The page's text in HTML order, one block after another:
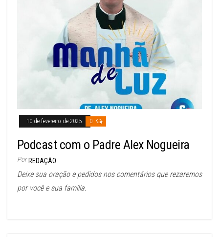
10 de fevereiro de 2025 0
Podcast com o Padre Alex Nogueira
Por REDAÇÃO
Deixe sua oração e pedidos nos comentários que rezaremos
por você e sua família.